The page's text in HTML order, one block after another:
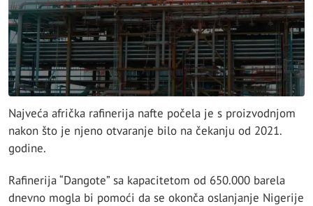
Najveća afrička rafinerija nafte počela je s proizvodnjom
nakon što je njeno otvaranje bilo na čekanju od 2021.
godine.
Rafinerija “Dangote” sa kapacitetom od 650.000 barela
dnevno mogla bi pomoći da se okonča oslanjanje Nigerije